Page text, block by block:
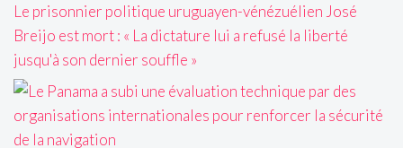
Le prisonnier politique uruguayen-vénézuélien José
Breijo est mort : « La dictature lui a refusé la liberté
jusqu'à son dernier souffle »